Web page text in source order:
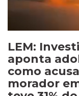
LEM:
aponta
como
morador